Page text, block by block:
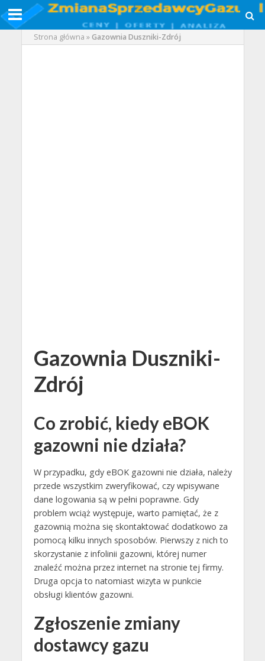
Strona główna »Gazownia Duszniki-Zdrój
Gazownia Duszniki-
Zdrój
Co zrobić, kiedy eBOK
gazowni nie działa?
W przypadku, gdy eBOK gazowni nie działa, należy
przede wszystkim zweryfikować, czy wpisywane
dane logowania są w pełni poprawne. Gdy
problem wciąż występuje, warto pamiętać, że z
gazownią można się skontaktować dodatkowo za
pomocą kilku innych sposobów. Pierwszy z nich to
skorzystanie z infolinii gazowni, której numer
znaleźć można przez internet na stronie tej firmy.
Druga opcja to natomiast wizyta w punkcie
obsługi klientów gazowni.
Zgłoszenie zmiany
dostawcy gazu